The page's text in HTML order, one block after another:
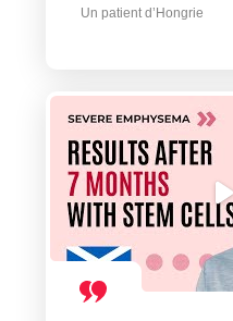
Un patient d’Hongrie